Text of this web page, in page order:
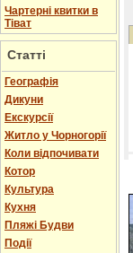
Чартерні квитки в
Тіват
Статті
Географія
Дикуни
Екскурсії
Житло у Чорногорії
Коли відпочивати
Котор
Культура
Кухня
Пляжі Будви
Події